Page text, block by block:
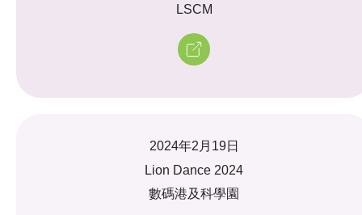
LSCM
2024年2月19日
Lion Dance 2024
數碼港及科學園